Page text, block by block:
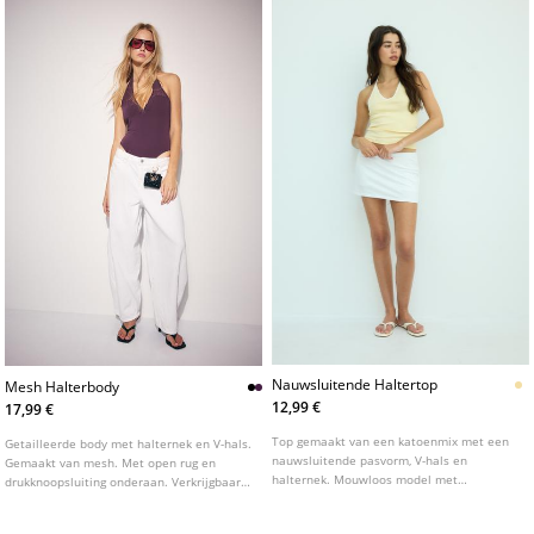
Mesh Halterbody
17,99 €
Getailleerde body met halternek en V-hals.
Gemaakt van mesh. Met open rug en
drukknoopsluiting onderaan. Verkrijgbaar
Nauwsluitende Haltertop
12,99 €
Top gemaakt van een katoenmix met een
nauwsluitende pasvorm, V-hals en
halternek. Mouwloos model met